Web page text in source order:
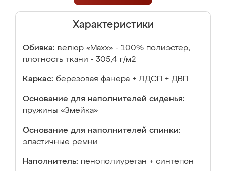
Характеристики
Обивка: велюр «Maxx» - 100% полиэстер,
плотность ткани - 305,4 г/м2
Каркас: берёзовая фанера + ЛДСП + ДВП
Основание для наполнителей сиденья:
пружины «Змейка»
Основание для наполнителей спинки:
эластичные ремни
Наполнитель: пенополиуретан + синтепон